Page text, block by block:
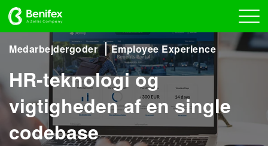
Medarbejdergoder Employee Experience
HR-teknologi og
vigtigheden af en single
codebase